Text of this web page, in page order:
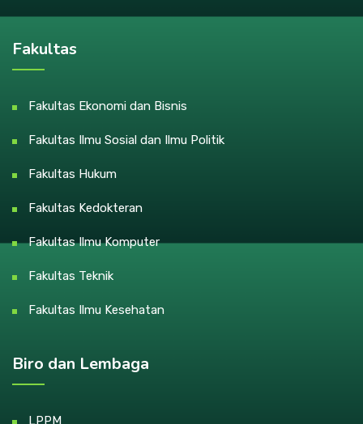
Fakultas
Fakultas Ekonomi dan Bisnis
Fakultas Ilmu Sosial dan Ilmu Politik
Fakultas Hukum
Fakultas Kedokteran
Fakultas Ilmu Komputer
Fakultas Teknik
Fakultas Ilmu Kesehatan
Biro dan Lembaga
LPPM